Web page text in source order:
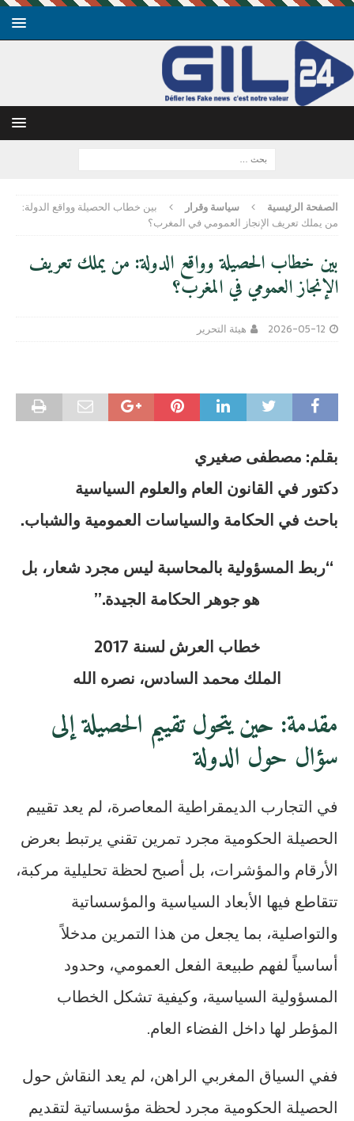
الصفحة الرئيسية سياسة وقرار
بين خطاب الحصيلة وواقع الدولة:
من يملك تعريف الإنجاز العمومي في المغرب؟
بين خطاب الحصيلة وواقع الدولة: من يملك تعريف
الإنجاز العمومي في المغرب؟
2026-05-12 هيئة التحرير
بقلم: مصطفى صغيري
دكتور في القانون العام والعلوم السياسية
باحث في الحكامة والسياسات العمومية والشباب.
“ربط المسؤولية بالمحاسبة ليس مجرد شعار، بل
هو جوهر الحكامة الجيدة.”
خطاب العرش لسنة 2017
الملك محمد السادس، نصره الله
مقدمة: حين يتحول تقييم الحصيلة إلى
سؤال حول الدولة
في التجارب الديمقراطية المعاصرة، لم يعد تقييم
الحصيلة الحكومية مجرد تمرين تقني يرتبط بعرض
الأرقام والمؤشرات، بل أصبح لحظة تحليلية مركبة،
تتقاطع فيها الأبعاد السياسية والمؤسساتية
والتواصلية، بما يجعل من هذا التمرين مدخلاً
أساسياً لفهم طبيعة الفعل العمومي، وحدود
المسؤولية السياسية، وكيفية تشكل الخطاب
المؤطر لها داخل الفضاء العام.
ففي السياق المغربي الراهن، لم يعد النقاش حول
الحصيلة الحكومية مجرد لحظة مؤسساتية لتقديم